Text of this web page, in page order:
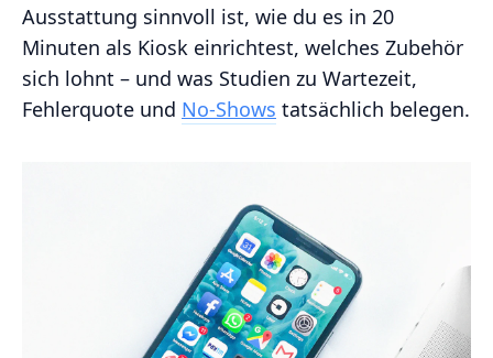
Ausstattung sinnvoll ist, wie du es in 20
Minuten als Kiosk einrichtest, welches Zubehör
sich lohnt – und was Studien zu Wartezeit,
Fehlerquote und No‑Shows tatsächlich belegen.